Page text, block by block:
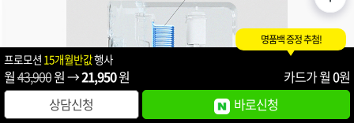
프로모션 15개월반값행사
월43,900원 →21,950원 카드가 월0원
상담신청
바로신청
명품백 증정 추첨!